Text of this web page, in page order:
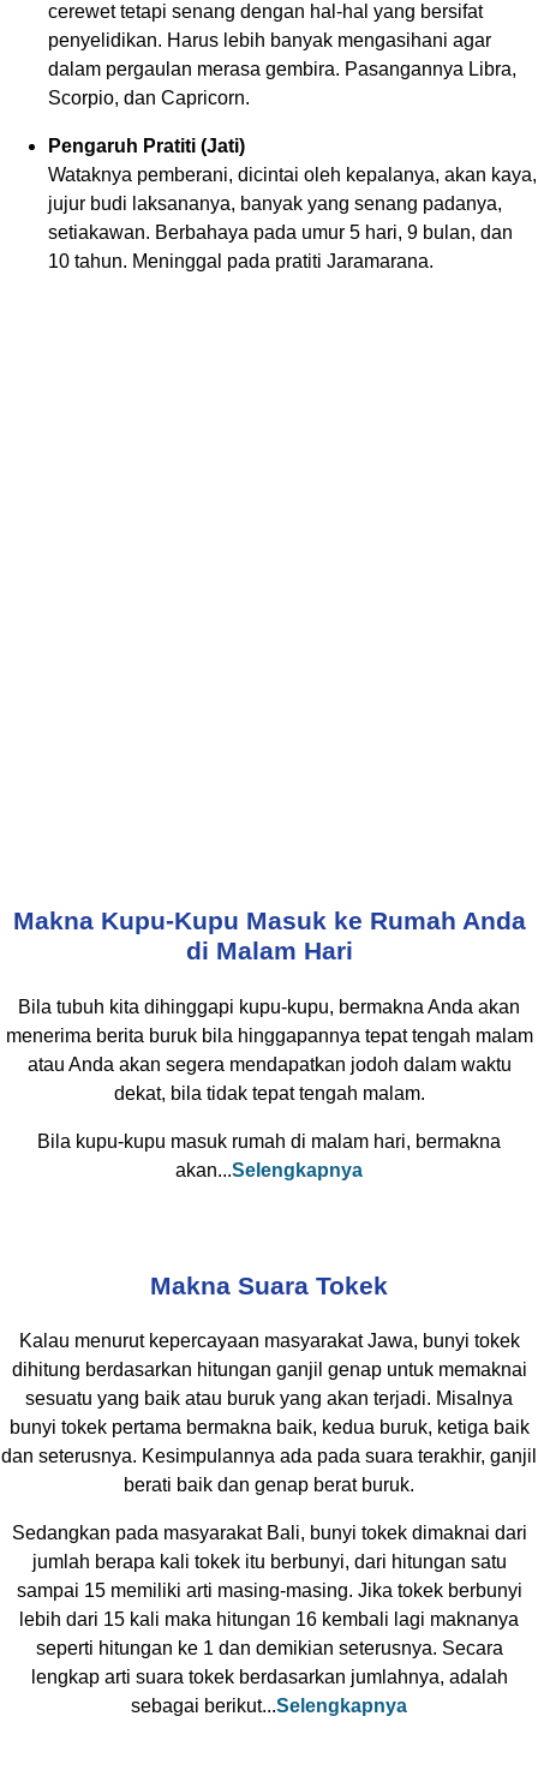
cerewet tetapi senang dengan hal-hal yang bersifat
penyelidikan. Harus lebih banyak mengasihani agar
dalam pergaulan merasa gembira. Pasangannya Libra,
Scorpio, dan Capricorn.
Pengaruh Pratiti (Jati)
Wataknya pemberani, dicintai oleh kepalanya, akan kaya,
jujur budi laksananya, banyak yang senang padanya,
setiakawan. Berbahaya pada umur 5 hari, 9 bulan, dan
10 tahun. Meninggal pada pratiti Jaramarana.
Makna Kupu-Kupu Masuk ke Rumah Anda
di Malam Hari
Bila tubuh kita dihinggapi kupu-kupu, bermakna Anda akan
menerima berita buruk bila hinggapannya tepat tengah malam
atau Anda akan segera mendapatkan jodoh dalam waktu
dekat, bila tidak tepat tengah malam.
Bila kupu-kupu masuk rumah di malam hari, bermakna
akan...Selengkapnya
Makna Suara Tokek
Kalau menurut kepercayaan masyarakat Jawa, bunyi tokek
dihitung berdasarkan hitungan ganjil genap untuk memaknai
sesuatu yang baik atau buruk yang akan terjadi. Misalnya
bunyi tokek pertama bermakna baik, kedua buruk, ketiga baik
dan seterusnya. Kesimpulannya ada pada suara terakhir, ganjil
berati baik dan genap berat buruk.
Sedangkan pada masyarakat Bali, bunyi tokek dimaknai dari
jumlah berapa kali tokek itu berbunyi, dari hitungan satu
sampai 15 memiliki arti masing-masing. Jika tokek berbunyi
lebih dari 15 kali maka hitungan 16 kembali lagi maknanya
seperti hitungan ke 1 dan demikian seterusnya. Secara
lengkap arti suara tokek berdasarkan jumlahnya, adalah
sebagai berikut...Selengkapnya